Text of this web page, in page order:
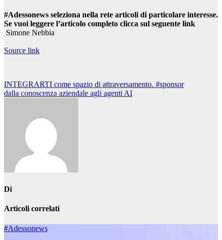
#Adessonews seleziona nella rete articoli di particolare interesse.
Se vuoi leggere l’articolo completo clicca sul seguente link
Simone Nebbia
Source link
Navigazione
articoli
INTEGRARTI come spazio di attraversamento. #sponsor
dalla conoscenza aziendale agli agenti AI
Di
Articoli correlati
#Adessonews